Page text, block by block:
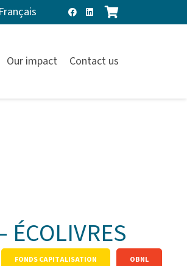
Français
Our impact Contact us
ÉCOLIVRES
FONDS CAPITALISATION OBNL